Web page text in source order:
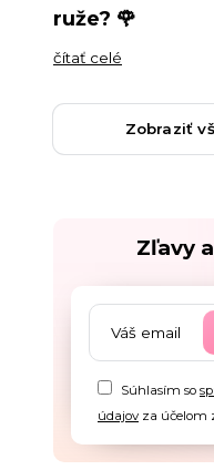
ruže? 🌹
čítať celé
Zobraziť
Zľavy
Súhlasím so
údajov za účelom